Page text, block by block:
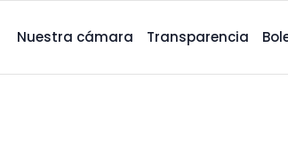
Nuestra cámara Transparencia